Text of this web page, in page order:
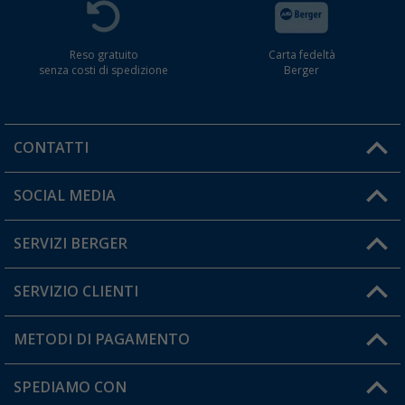
Reso gratuito
senza costi di spedizione
Carta fedeltà
Berger
CONTATTI
Orari di apertura del servizio:
Hai una domanda?
SOCIAL MEDIA
SERVIZI BERGER
Diventare rivenditori
Il mio Account
SERVIZIO CLIENTI
Informazioni sulla spedizione
Resi
METODI DI PAGAMENTO
SPEDIAMO CON